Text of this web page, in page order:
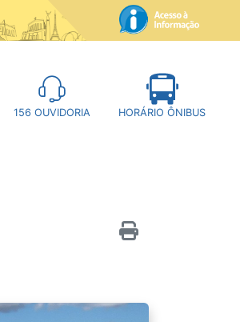
156 OUVIDORIA HORÁRIO ÔNIBUS